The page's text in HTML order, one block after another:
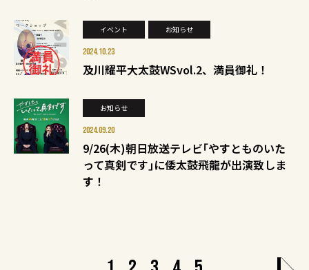
イベント お知らせ
2024.10.23
及川耀平大太鼓WSvol.2、満員御礼！
お知らせ
2024.09.20
9/26(木)朝日放送テレビ｢やすとものいた
って真剣です｣に倭太鼓飛龍が出演致しま
す！